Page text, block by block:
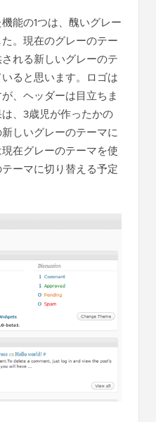
能の1つは、醜いグレー
。現在のグレーのテー
れる新しいグレーのテ
ると思います。ロゴは
、ヘッダーは目立ちま
、3歳児が作ったかの
しいグレーのテーマに
在グレーのテーマを使
ーマに切り替える予定